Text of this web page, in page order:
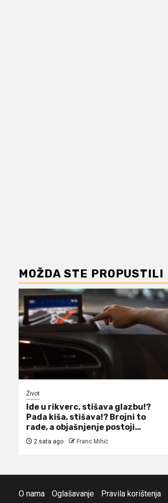
MOŽDA STE PROPUSTILI
Život
Ide u rikverc, stišava glazbu!?
Pada kiša, stišava!? Brojni to
rade, a objašnjenje postoji…
2 sata ago Franc Mihić
O nama Oglašavanje Pravila korištenja